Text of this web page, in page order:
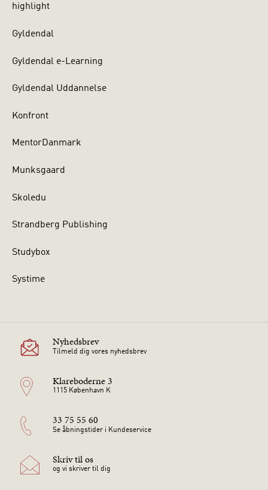
highlight
Gyldendal
Gyldendal e-Learning
Gyldendal Uddannelse
Konfront
MentorDanmark
Munksgaard
Skoledu
Strandberg Publishing
Studybox
Systime
Nyhedsbrev
Tilmeld dig vores nyhedsbrev
Klareboderne 3
1115 København K
33 75 55 60
Se åbningstider i Kundeservice
Skriv til os
og vi skriver til dig